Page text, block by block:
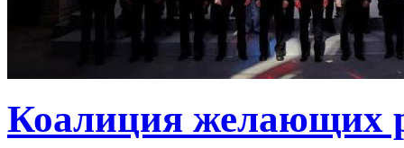
Коалиция желающих